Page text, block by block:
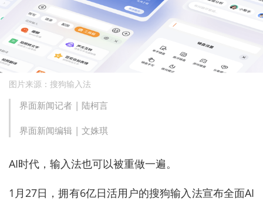
图片来源：搜狗输入法
界面新闻记者 | 陆柯言
界面新闻编辑 | 文姝琪
AI时代，输入法也可以被重做一遍。
1月27日，拥有6亿日活用户的搜狗输入法宣布全面AI